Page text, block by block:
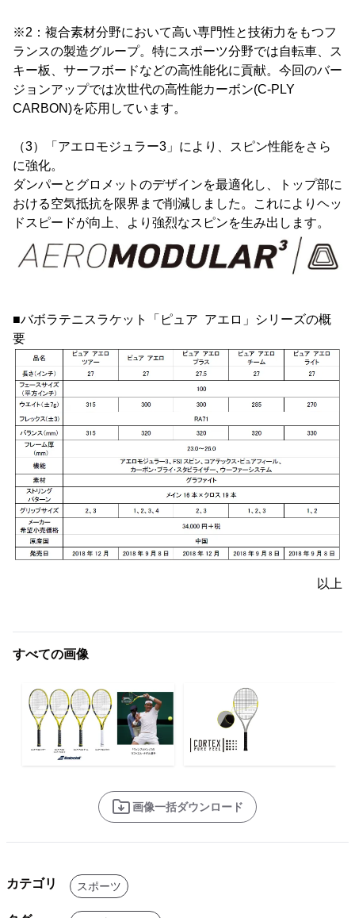
※2：複合素材分野において高い専門性と技術力をもつフ
ランスの製造グループ。特にスポーツ分野では自転車、ス
キー板、サーフボードなどの高性能化に貢献。今回のバー
ジョンアップでは次世代の高性能カーボン(C-PLY
CARBON)を応用しています。
（3）「アエロモジュラー3」により、スピン性能をさら
に強化。
ダンパーとグロメットのデザインを最適化し、トップ部に
おける空気抵抗を限界まで削減しました。これによりヘッ
ドスピードが向上、より強烈なスピンを生み出します。
■バボラテニスラケット「ピュア アエロ」シリーズの概
要
以上
すべての画像
画像一括ダウンロード
カテゴリ スポーツ